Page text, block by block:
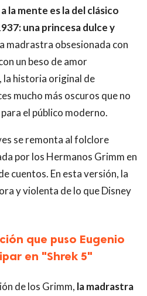
la mente es la del clásico
una princesa dulce y
madrastra obsesionada con
un beso de amor
la historia original de
mucho más oscuros que no
el público moderno.
se remonta al folclore
por los Hermanos Grimm en
cuentos. En esta versión, la
y violenta de lo que Disney
que puso Eugenio
en "Shrek 5"
de los Grimm, la madrastra